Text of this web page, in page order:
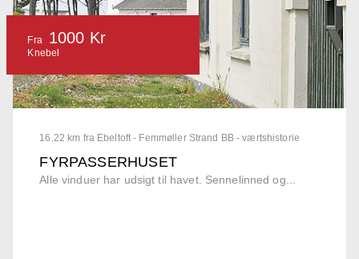
16.22 km fra Ebeltoft - Femmøller Strand BB - værtshistorie
FYRPASSERHUSET
Alle vinduer har udsigt til havet. Sennelinned og...
Fra 1000 Kr
Knebel